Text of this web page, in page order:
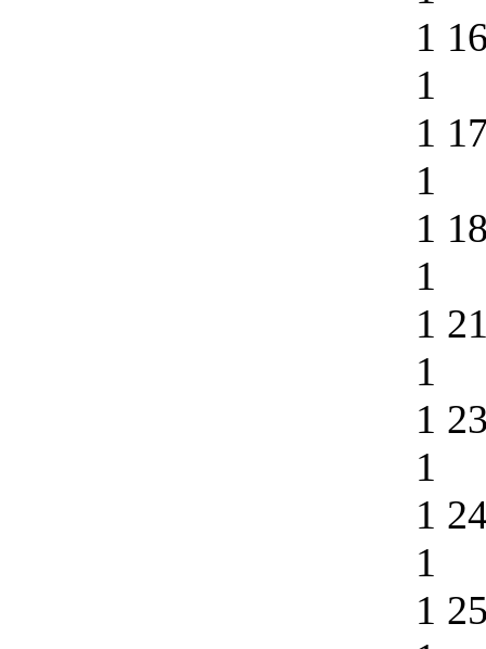
1
1
1
1
1
1
1
1
1
1
1
1
1